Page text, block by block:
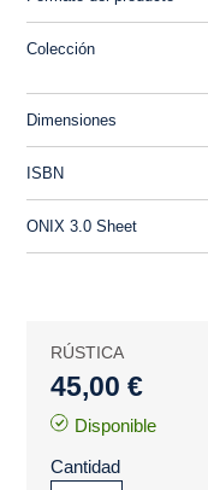
Colección
Dimensiones
ISBN
ONIX 3.0 Sheet
RÚSTICA
45,00 €
Disponible
Cantidad